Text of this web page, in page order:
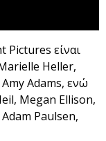
Pictures είναι
Heller,
Adams, ενώ
Megan Ellison,
Paulsen,